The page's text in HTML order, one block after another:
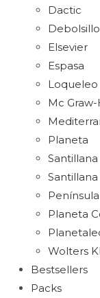
Dactic
Debolsillo
Elsevier
Espasa
Loqueleo
Mc Graw-
Planeta
Santillana
Península
Planeta
Wolters
Bestsellers
Packs